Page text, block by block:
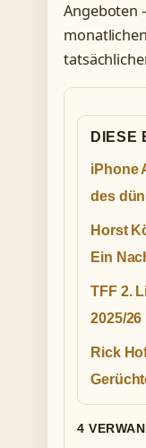
Angeboten
DIESE
iPhone
des
Horst
Ein
TFF 2.
2025/26
Rick
4